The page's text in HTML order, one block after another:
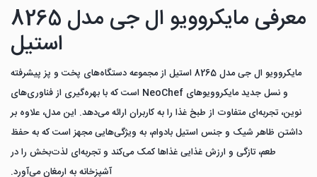
معرفی مایکروویو ال جی مدل 8265
استیل
مایکروویو ال جی مدل 8265 استیل از مجموعه دستگاه‌های پخت و پز پیشرفته
و نسل جدید مایکروویوهای NeoChef است که با بهره‌گیری از فناوری‌های
نوین، تجربه‌ای متفاوت از طبخ غذا را به کاربران ارائه می‌دهد. این مدل، علاوه بر
داشتن ظاهر شیک و جنس استیل بادوام، به ویژگی‌هایی مجهز است که به حفظ
طعم، تازگی و ارزش غذایی غذاها کمک می‌کند و تجربه‌ای لذت‌بخش را در
آشپزخانه به ارمغان می‌آورد.